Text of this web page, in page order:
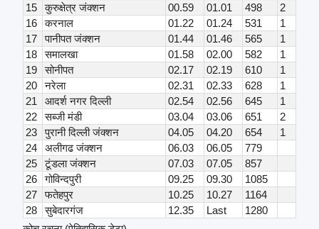
15
कुरुक्षेत्र जंक्शन 00.59 01.01 498
2
16
करनाल 01.22 01.24 531
1
17
पानीपत जंक्शन 01.44 01.46 565
1
18
समालखा 01.58 02.00 582
1
19
सोनीपत 02.17 02.19 610
1
20
नरेला 02.31 02.33 628
1
21
आदर्श नगर दिल्ली 02.54 02.56 645
1
22
सब्जी मंडी 03.04 03.06 651
2
23
पुरानी दिल्ली जंक्शन 04.05 04.20 654
1
24
अलीगढ जंक्शन 06.03 06.05
779
25
टूंडला जंक्शन 07.03 07.05
857
26
गोविन्दपुरी 09.25 09.30
1085
27
फतेहपुर 10.25 10.27
1164
28
सुबेदारगंज 12.35 Last
1280